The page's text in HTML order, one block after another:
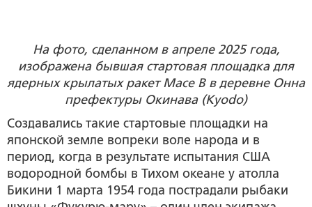
На фото, сделанном в апреле 2025 года,
изображена бывшая стартовая площадка для
ядерных крылатых ракет Mace B в деревне Онна
префектуры Окинава (Kyodo)
Создавались такие стартовые площадки на
японской земле вопреки воле народа и в
период, когда в результате испытания США
водородной бомбы в Тихом океане у атолла
Бикини 1 марта 1954 года пострадали рыбаки